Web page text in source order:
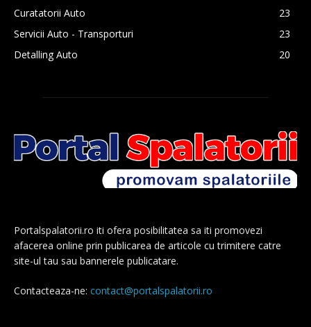
Curatatorii Auto
23
Servicii Auto - Transporturi
23
Detalling Auto
20
Portalspalatorii.ro iti ofera posibilitatea sa iti promovezi
afacerea online prin publicarea de articole cu trimitere catre
site-ul tau sau bannerele publicatare.
Contacteaza-ne: contact@portalspalatorii.ro